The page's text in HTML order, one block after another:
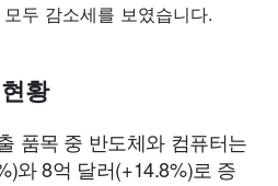
두 감소세를 보였습니다.
황
품목 중 반도체와 컴퓨터는
와 8억 달러(+14.8%)로 증